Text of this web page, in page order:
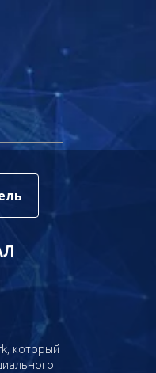
который